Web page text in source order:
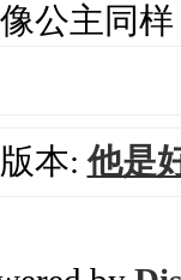
公主同
本:他是